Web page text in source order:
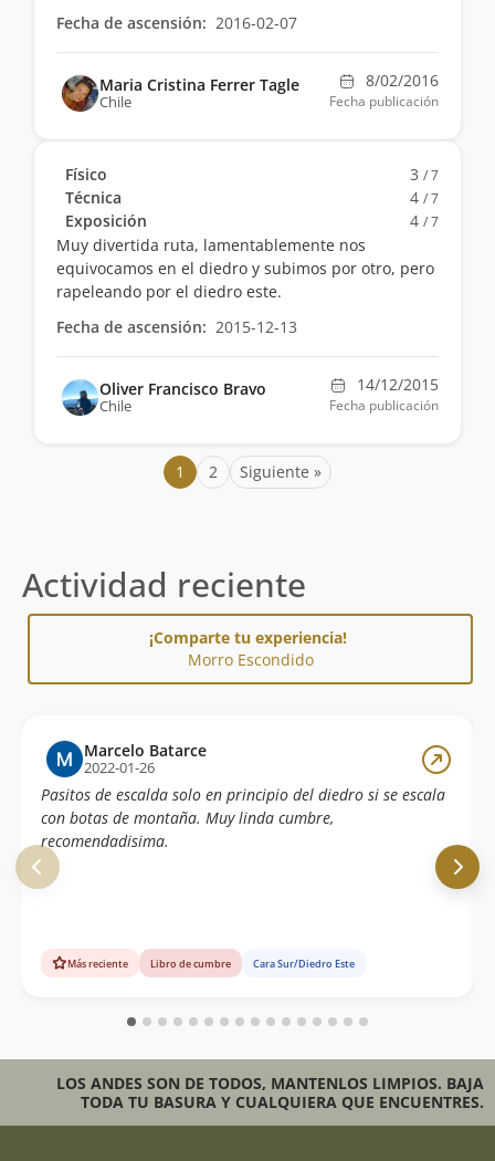
Fecha de ascensión: 2016-02-07
Maria Cristina Ferrer Tagle
Chile
8/02/2016
Fecha publicación
Físico 3 / 7
Técnica 4 / 7
Exposición 4 / 7
Muy divertida ruta, lamentablemente nos
equivocamos en el diedro y subimos por otro, pero
rapeleando por el diedro este.
Fecha de ascensión: 2015-12-13
Oliver Francisco Bravo
Chile
14/12/2015
Fecha publicación
1 2 Siguiente »
Actividad reciente
¡Comparte tu experiencia!
Morro Escondido
Marcelo Batarce
2022-01-26
Pasitos de escalda solo en principio del diedro si se escala
con botas de montaña. Muy linda cumbre,
recomendadisima.
Más reciente Libro de cumbre Cara Sur/Diedro Este
LOS ANDES SON DE TODOS, MANTENLOS LIMPIOS. BAJA
TODA TU BASURA Y CUALQUIERA QUE ENCUENTRES.